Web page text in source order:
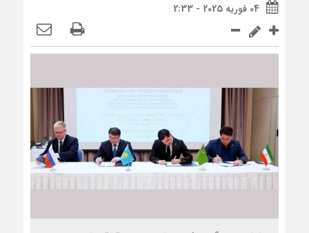
04 فوریه 2025 - 2:33